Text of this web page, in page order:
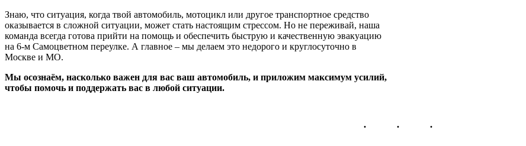
Знаю, что ситуация, когда твой автомобиль, мотоцикл или другое транспортное средство
оказывается в сложной ситуации, может стать настоящим стрессом. Но не переживай, наша
команда всегда готова прийти на помощь и обеспечить быструю и качественную эвакуацию
на 6-м Самоцветном переулке. А главное – мы делаем это недорого и круглосуточно в
Москве и МО.
Мы осознаём, насколько важен для вас ваш автомобиль, и приложим максимум усилий,
чтобы помочь и поддержать вас в любой ситуации.